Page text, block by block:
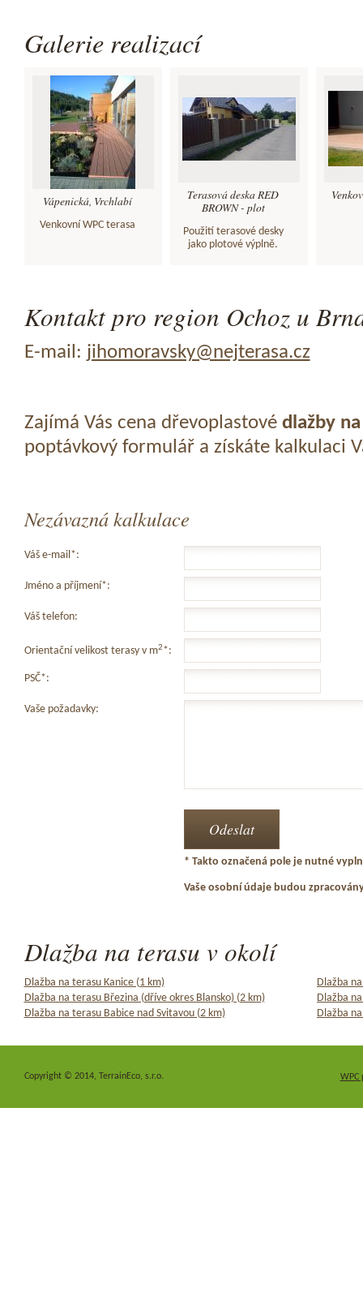
Galerie realizací
Vápenická, Vrchlabí
Venkovní WPC terasa
Terasová deska RED
BROWN - plot
Použití terasové desky
jako plotové výplně.
Kontakt pro region Ochoz u
E-mail: jihomoravsky@nejterasa.cz
Zajímá Vás cena dřevoplastové dlažby
poptávkový formulář a získáte kalkulaci
Nezávazná kalkulace
Váš e-mail*:
Jméno a příjmení*:
Váš telefon:
Orientační velikost terasy v m2*:
PSČ*:
Vaše požadavky:
* Takto označená pole je nutné
Vaše osobní údaje budou
Dlažba na terasu v okolí
Dlažba na terasu Kanice (1 km)
Dlažba
Dlažba na terasu Březina (dříve okres Blansko) (2 km)
Dlažba
Dlažba na terasu Babice nad Svitavou (2 km)
Dlažba
WPC
Copyright © 2014, TerrainEco, s.r.o.